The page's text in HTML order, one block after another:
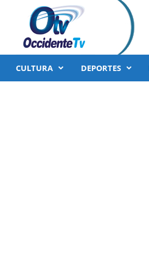
CULTURA DEPORTES